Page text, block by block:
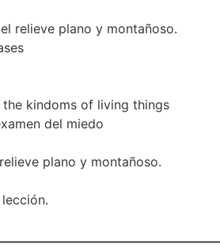
relieve plano y montañoso.
kindoms of living things
del miedo
plano y montañoso.